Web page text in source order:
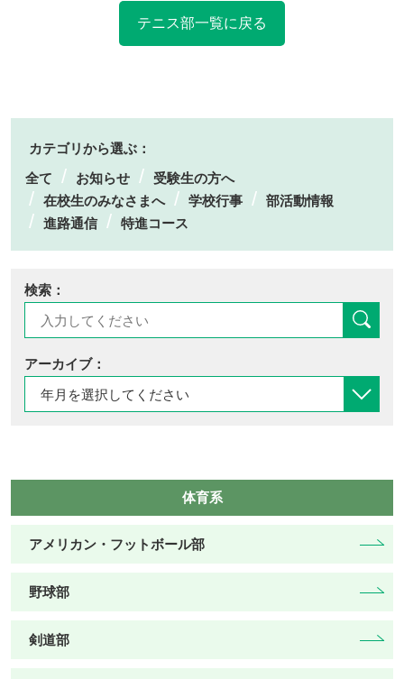
テニス部一覧に戻る
カテゴリから選ぶ：
全て
お知らせ
受験生の方へ
在校生のみなさまへ
学校行事
部活動情報
進路通信
特進コース
検索：
アーカイブ：
体育系
アメリカン・フットボール部
野球部
剣道部